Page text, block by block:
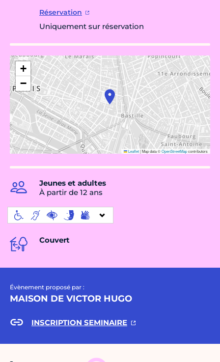
Réservation
Uniquement sur réservation
+
−
Leaflet|Map data ©OpenStreetMapcontributors
Jeunes et adultes
À partir de 12 ans
Couvert
Évènement proposé par :
MAISON DE VICTOR HUGO
INSCRIPTION SEMINAIRE